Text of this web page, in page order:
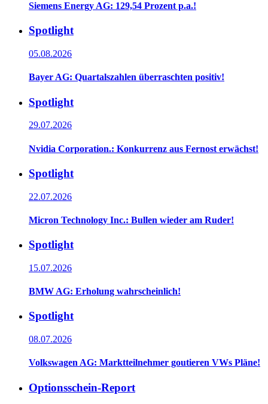
Siemens Energy AG: 129,54 Prozent p.a.!
Spotlight
05.08.2026
Bayer AG: Quartalszahlen überraschten positiv!
Spotlight
29.07.2026
Nvidia Corporation.: Konkurrenz aus Fernost erwächst!
Spotlight
22.07.2026
Micron Technology Inc.: Bullen wieder am Ruder!
Spotlight
15.07.2026
BMW AG: Erholung wahrscheinlich!
Spotlight
08.07.2026
Volkswagen AG: Marktteilnehmer goutieren VWs Pläne!
Optionsschein-Report